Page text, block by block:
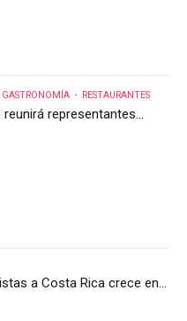
GASTRONOMÍA RESTAURANTES
reunirá representantes
a Costa Rica crece en